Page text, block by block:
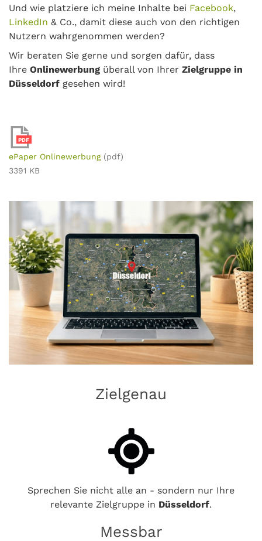
Und wie platziere ich meine Inhalte bei Facebook,
LinkedIn & Co., damit diese auch von den richtigen
Nutzern wahrgenommen werden?
Wir beraten Sie gerne und sorgen dafür, dass
Ihre Onlinewerbung überall von Ihrer Zielgruppe in
Düsseldorf gesehen wird!
PDF
ePaper Onlinewerbung (pdf)
3391 KB
Zielgenau
Sprechen Sie nicht alle an - sondern nur Ihre
relevante Zielgruppe in Düsseldorf.
Messbar